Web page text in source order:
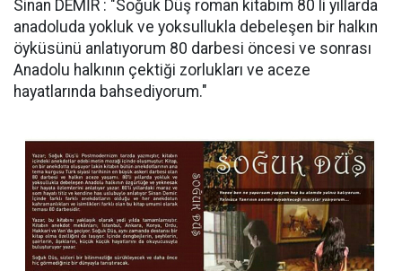
Sinan DEMİR : "Soğuk Düş roman kitabım 80 li yıllarda
anadoluda yokluk ve yoksullukla debeleşen bir halkın
öyküsünü anlatıyorum 80 darbesi öncesi ve sonrası
Anadolu halkının çektiği zorlukları ve aceze
hayatlarında bahsediyorum."